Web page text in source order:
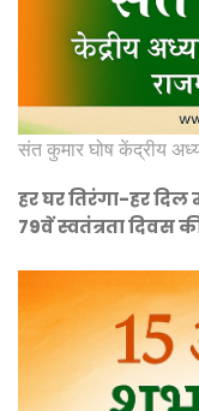
संत कुमार घोष केंद्रीय
हर घर तिरंगा-हर दिल
79वें स्वतंत्रता दिवस